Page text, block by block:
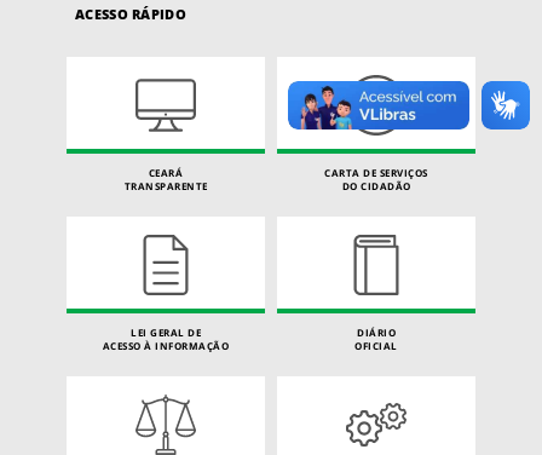
ACESSO RÁPIDO
CEARÁ
TRANSPARENTE
CARTA DE SERVIÇOS
DO CIDADÃO
LEI GERAL DE
ACESSO À INFORMAÇÃO
DIÁRIO
OFICIAL